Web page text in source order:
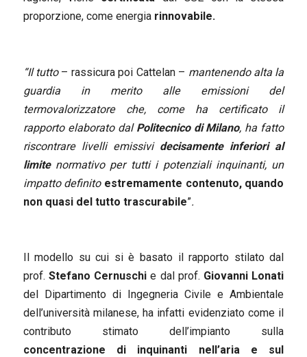
proporzione, come energia rinnovabile.
“Il tutto – rassicura poi Cattelan – mantenendo alta la
guardia in merito alle emissioni del
termovalorizzatore che, come ha certificato il
rapporto elaborato dal Politecnico di Milano, ha fatto
riscontrare livelli emissivi decisamente inferiori al
limite normativo per tutti i potenziali inquinanti, un
impatto definito estremamente contenuto, quando
non quasi del tutto trascurabile”.
Il modello su cui si è basato il rapporto stilato dal
prof. Stefano Cernuschi e dal prof. Giovanni Lonati
del Dipartimento di Ingegneria Civile e Ambientale
dell’università milanese, ha infatti evidenziato come il
contributo stimato dell’impianto sulla
concentrazione di inquinanti nell’aria e sul